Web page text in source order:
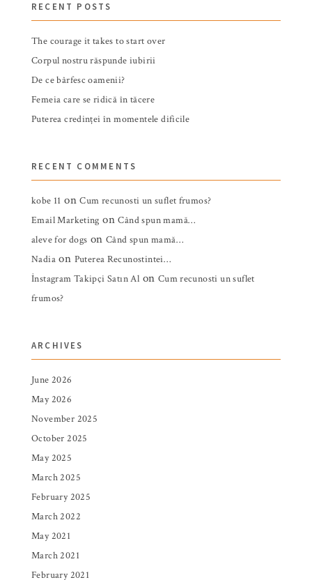
RECENT POSTS
The courage it takes to start over
Corpul nostru răspunde iubirii
De ce bârfesc oamenii?
Femeia care se ridică în tăcere
Puterea credinței în momentele dificile
RECENT COMMENTS
kobe 11 onCum recunosti un suflet frumos?
Email Marketing onCând spun mamă…
aleve for dogs onCând spun mamă…
Nadiaon Puterea Recunostintei…
İnstagram Takipçi Satın Al on Cum recunosti un suflet
frumos?
ARCHIVES
June 2026
May 2026
November 2025
October 2025
May 2025
March 2025
February 2025
March 2022
May 2021
March 2021
February 2021